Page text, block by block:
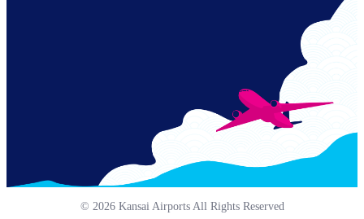
© 2026 Kansai Airports All Rights Reserved